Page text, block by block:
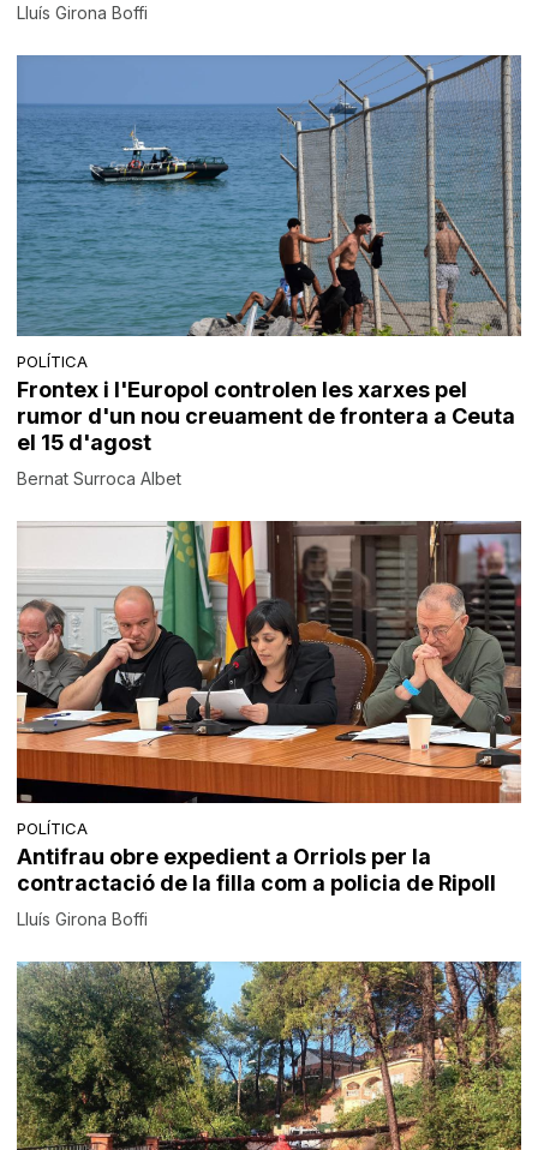
Lluís Girona Boffi
POLÍTICA
Frontex i l'Europol controlen les xarxes pel
rumor d'un nou creuament de frontera a Ceuta
el 15 d'agost
Bernat Surroca Albet
POLÍTICA
Antifrau obre expedient a Orriols per la
contractació de la filla com a policia de Ripoll
Lluís Girona Boffi